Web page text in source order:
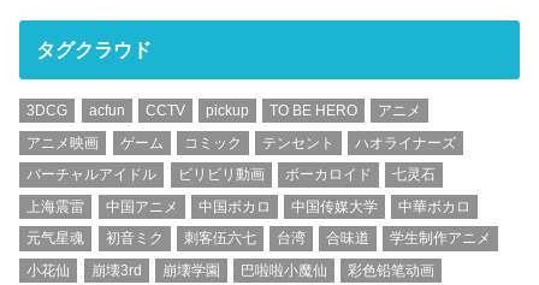
タグクラウド
3DCG acfun CCTV pickup TO BE HERO
アニメ
アニメ映画
ゲーム コミック テンセント
ハオライナーズ
バーチャルアイドル
ビリビリ動画 ボーカロイド
七灵石
上海震雷
中国アニメ 中国ボカロ 中国传媒大学
中華ボカロ
元气星魂
初音ミク 刺客伍六七 台湾 合味道
学生制作アニメ
小花仙
崩壊3rd 崩壊学園 巴啦啦小魔仙
彩色铅笔动画